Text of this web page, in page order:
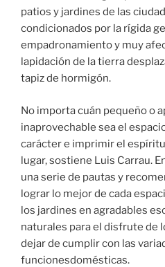
patios y jardines de las
condicionados por la rígida
empadronamiento y muy
lapidación de la tierra
tapiz de hormigón.
No importa cuán pequeño o
inaprovechable sea el
carácter e imprimir el
lugar, sostiene Luis Carrau.
una serie de pautas y
lograr lo mejor de cada
los jardines en agradables
naturales para el disfrute de
dejar de cumplir con las
funcionesdomésticas.